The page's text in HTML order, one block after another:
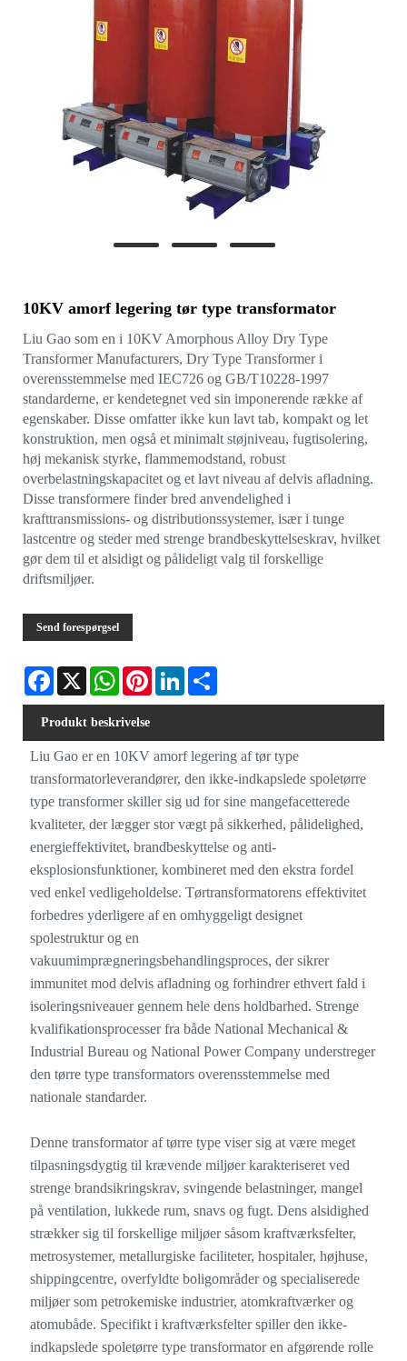
10KV amorf legering tør type transformator
Liu Gao som en i 10KV Amorphous Alloy Dry Type
Transformer Manufacturers, Dry Type Transformer i
overensstemmelse med IEC726 og GB/T10228-1997
standarderne, er kendetegnet ved sin imponerende række af
egenskaber. Disse omfatter ikke kun lavt tab, kompakt og let
konstruktion, men også et minimalt støjniveau, fugtisolering,
høj mekanisk styrke, flammemodstand, robust
overbelastningskapacitet og et lavt niveau af delvis afladning.
Disse transformere finder bred anvendelighed i
krafttransmissions- og distributionssystemer, især i tunge
lastcentre og steder med strenge brandbeskyttelseskrav, hvilket
gør dem til et alsidigt og pålideligt valg til forskellige
driftsmiljøer.
Send forespørgsel
Facebook
X WhatsAppPinterestLinkedIn
Produkt beskrivelse
Liu Gao er en 10KV amorf legering af tør type
transformatorleverandører, den ikke-indkapslede spoletørre
type transformer skiller sig ud for sine mangefacetterede
kvaliteter, der lægger stor vægt på sikkerhed, pålidelighed,
energieffektivitet, brandbeskyttelse og anti-
eksplosionsfunktioner, kombineret med den ekstra fordel
ved enkel vedligeholdelse. Tørtransformatorens effektivitet
forbedres yderligere af en omhyggeligt designet
spolestruktur og en
vakuumimprægneringsbehandlingsproces, der sikrer
immunitet mod delvis afladning og forhindrer ethvert fald i
isoleringsniveauer gennem hele dens holdbarhed. Strenge
kvalifikationsprocesser fra både National Mechanical &
Industrial Bureau og National Power Company understreger
den tørre type transformators overensstemmelse med
nationale standarder.
Denne transformator af tørre type viser sig at være meget
tilpasningsdygtig til krævende miljøer karakteriseret ved
strenge brandsikringskrav, svingende belastninger, mangel
på ventilation, lukkede rum, snavs og fugt. Dens alsidighed
strækker sig til forskellige miljøer såsom kraftværksfelter,
metrosystemer, metallurgiske faciliteter, hospitaler, højhuse,
shippingcentre, overfyldte boligområder og specialiserede
miljøer som petrokemiske industrier, atomkraftværker og
atomubåde. Specifikt i kraftværksfelter spiller den ikke-
indkapslede spoletørre type transformator en afgørende rolle